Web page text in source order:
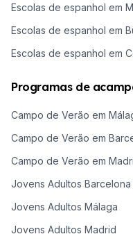
Escolas de espanhol em
Escolas de espanhol em
Escolas de espanhol em
Programas de
Campo de Verão em
Campo de Verão em
Campo de Verão em
Jovens Adultos Barcelona
Jovens Adultos Málaga
Jovens Adultos Madrid